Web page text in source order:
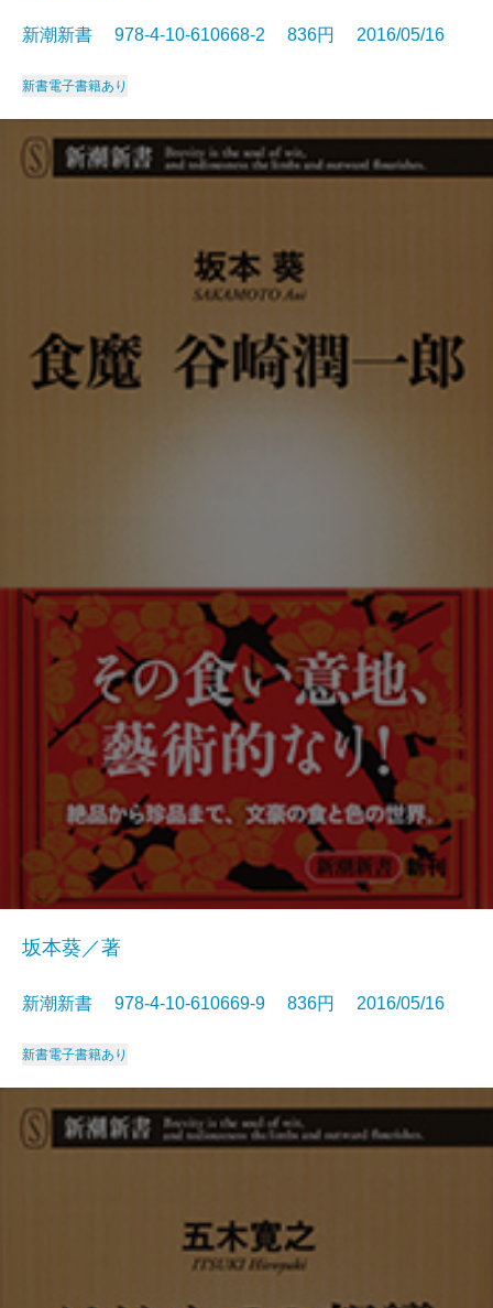
新潮新書 978-4-10-610668-2 836円 2016/05/16
新書電子書籍あり
坂本葵／著
新潮新書 978-4-10-610669-9 836円 2016/05/16
新書電子書籍あり